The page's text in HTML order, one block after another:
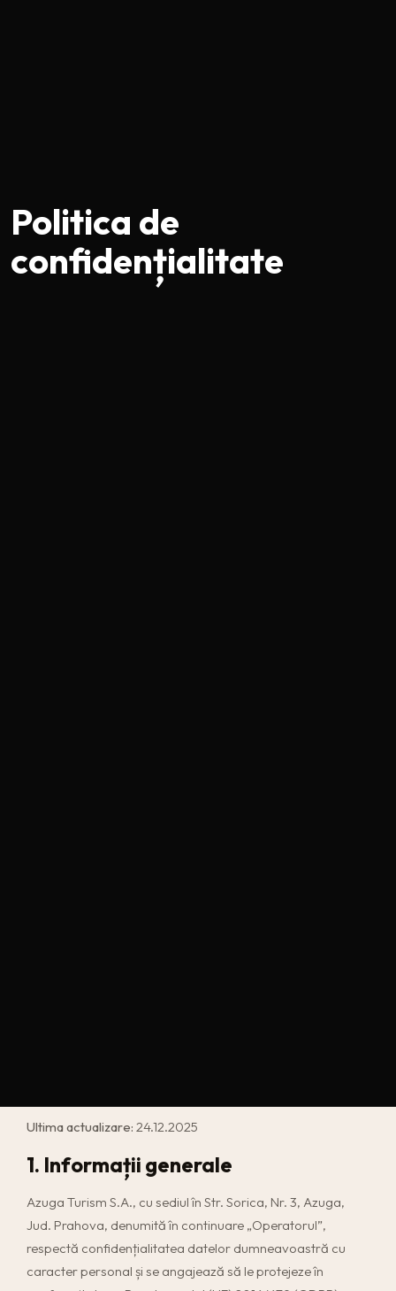
Politica de
confidențialitate
Ultima actualizare: 24.12.2025
1. Informații generale
Azuga Turism S.A., cu sediul în Str. Sorica, Nr. 3, Azuga,
Jud. Prahova, denumită în continuare „Operatorul”,
respectă confidențialitatea datelor dumneavoastră cu
caracter personal și se angajează să le protejeze în